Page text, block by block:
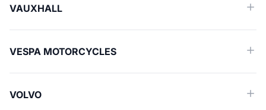
VAUXHALL
VESPA MOTORCYCLES
VOLVO